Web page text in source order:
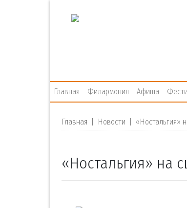
Главная Филармония Афиша
Главная Новости «Ностальгия»
«Ностальгия» на